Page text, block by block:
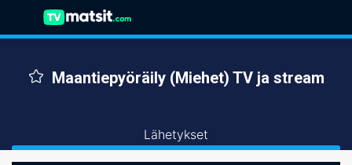
Maantiepyöräily (Miehet) TV ja stream
Lähetykset